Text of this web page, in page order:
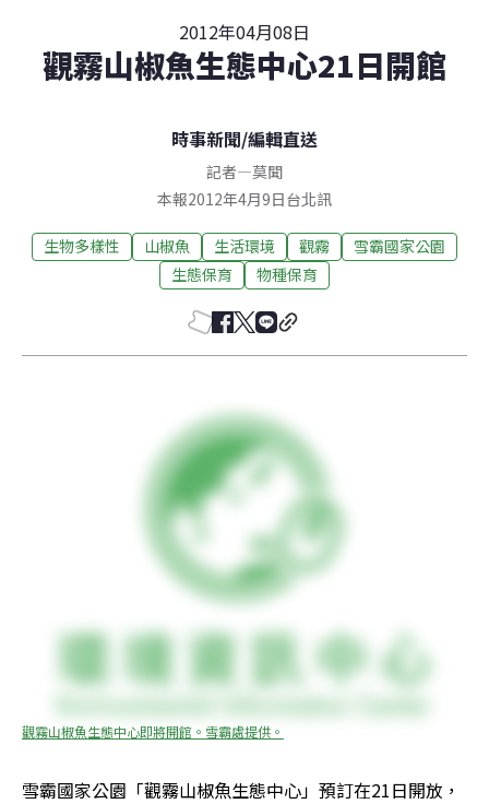
2012年04月08日
觀霧山椒魚生態中心21日開館
時事新聞/編輯直送
記者—莫聞
本報2012年4月9日台北訊
生物多樣性 山椒魚 生活環境 觀霧
雪霸國家公園
生態保育
物種保育
觀霧山椒魚生態中心即將開館。雪霸處提供。
雪霸國家公園「觀霧山椒魚生態中心」預訂在21日開放，